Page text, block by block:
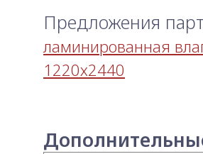
Предложения
ламинированная
1220х2440